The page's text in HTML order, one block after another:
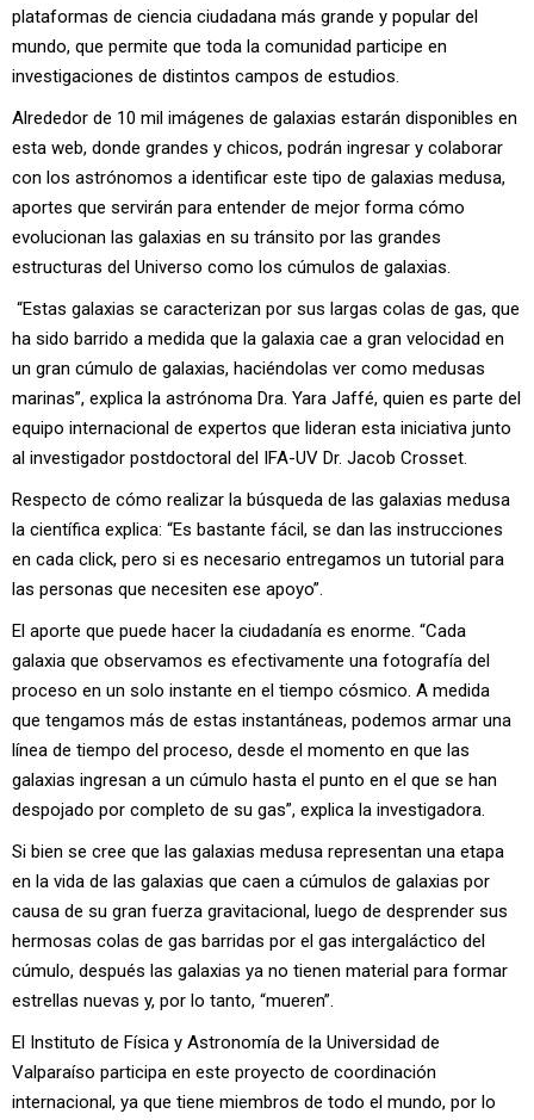
plataformas de ciencia ciudadana más grande y popular del
mundo, que permite que toda la comunidad participe en
investigaciones de distintos campos de estudios.
Alrededor de 10 mil imágenes de galaxias estarán disponibles en
esta web, donde grandes y chicos, podrán ingresar y colaborar
con los astrónomos a identificar este tipo de galaxias medusa,
aportes que servirán para entender de mejor forma cómo
evolucionan las galaxias en su tránsito por las grandes
estructuras del Universo como los cúmulos de galaxias.
“Estas galaxias se caracterizan por sus largas colas de gas, que
ha sido barrido a medida que la galaxia cae a gran velocidad en
un gran cúmulo de galaxias, haciéndolas ver como medusas
marinas”, explica la astrónoma Dra. Yara Jaffé, quien es parte del
equipo internacional de expertos que lideran esta iniciativa junto
al investigador postdoctoral del IFA-UV Dr. Jacob Crosset.
Respecto de cómo realizar la búsqueda de las galaxias medusa
la científica explica: “Es bastante fácil, se dan las instrucciones
en cada click, pero si es necesario entregamos un tutorial para
las personas que necesiten ese apoyo”.
El aporte que puede hacer la ciudadanía es enorme. “Cada
galaxia que observamos es efectivamente una fotografía del
proceso en un solo instante en el tiempo cósmico. A medida
que tengamos más de estas instantáneas, podemos armar una
línea de tiempo del proceso, desde el momento en que las
galaxias ingresan a un cúmulo hasta el punto en el que se han
despojado por completo de su gas”, explica la investigadora.
Si bien se cree que las galaxias medusa representan una etapa
en la vida de las galaxias que caen a cúmulos de galaxias por
causa de su gran fuerza gravitacional, luego de desprender sus
hermosas colas de gas barridas por el gas intergaláctico del
cúmulo, después las galaxias ya no tienen material para formar
estrellas nuevas y, por lo tanto, “mueren”.
El Instituto de Física y Astronomía de la Universidad de
Valparaíso participa en este proyecto de coordinación
internacional, ya que tiene miembros de todo el mundo, por lo